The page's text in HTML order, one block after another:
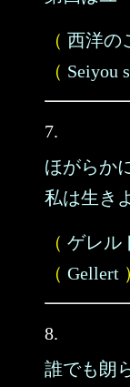
（ 西洋の
（ Seiyou
7.
ほがらか
私は生き
（ ゲレル
（ Gellert
8.
誰でも朗